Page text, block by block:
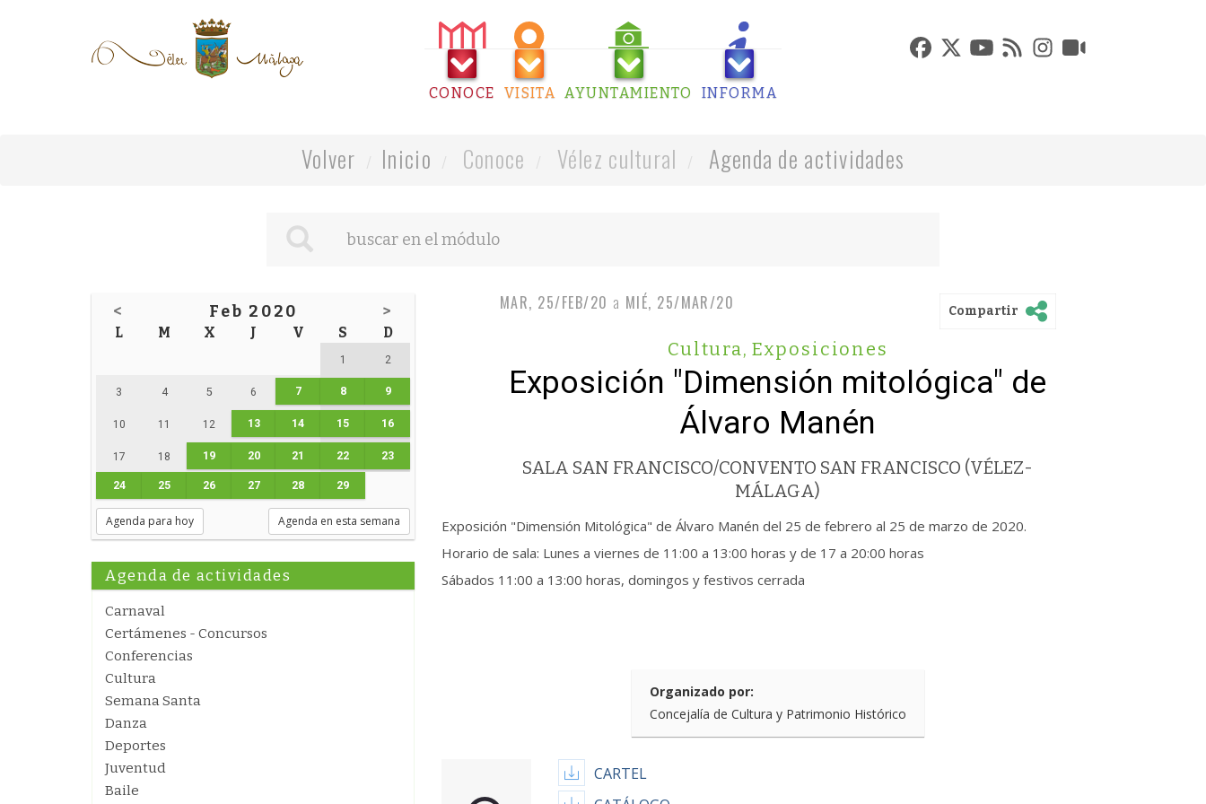
CONOCE VISITA AYUNTAMIENTO INFORMA
Volver Inicio Conoce Vélez cultural Agenda de actividades
< Feb 2020 >
L M X J V S D
1 2
3 4 5 6 7 8 9
10 11 12 13 14 15 16
17 18 19 20 21 22 23
24 25 26 27 28 29
Agenda para hoy Agenda en esta semana
Agenda de actividades
Carnaval
Certámenes - Concursos
Conferencias
Cultura
Semana Santa
Danza
Deportes
Juventud
Baile
MAR, 25/FEB/20 a MIÉ, 25/MAR/20 Compartir
Cultura, Exposiciones
Exposición "Dimensión mitológica" de
Álvaro Manén
SALA SAN FRANCISCO/CONVENTO SAN FRANCISCO (VÉLEZ-
MÁLAGA)
Exposición "Dimensión Mitológica" de Álvaro Manén del 25 de febrero al 25 de marzo de 2020.
Horario de sala: Lunes a viernes de 11:00 a 13:00 horas y de 17 a 20:00 horas
Sábados 11:00 a 13:00 horas, domingos y festivos cerrada
Organizado por:
Concejalía de Cultura y Patrimonio Histórico
CARTEL